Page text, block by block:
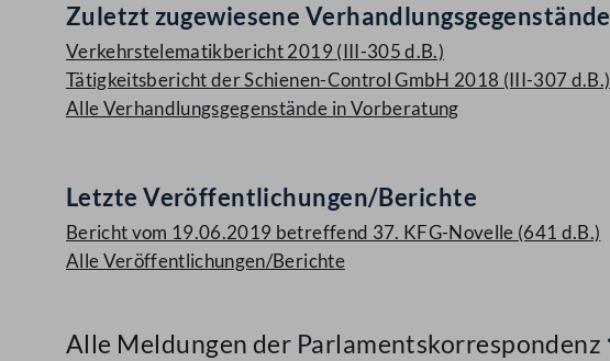
Zuletzt zugewiesene Verhandlungsgegenstände
Verkehrstelematikbericht 2019 (III-305 d.B.)
Tätigkeitsbericht der Schienen-Control GmbH 2018 (III-307 d.B.)
Alle Verhandlungsgegenstände in Vorberatung
Letzte Veröffentlichungen/Berichte
Bericht vom 19.06.2019 betreffend 37. KFG-Novelle (641 d.B.)
Alle Veröffentlichungen/Berichte
Alle Meldungen der Parlamentskorrespondenz